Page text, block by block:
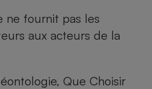
ne fournit pas les
aux acteurs de la
Que Choisir